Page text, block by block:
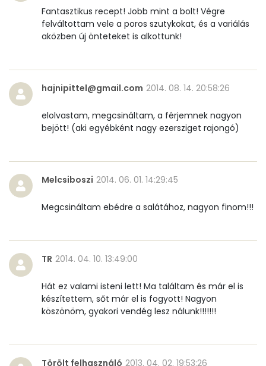
Mangán
0 mg
Összesen
8.6 g
Cukor
7 mg
Víz
Összesen 92 g
Vitaminok
A vitamin (RAE):
45 micro
Fantasztikus recept! Jobb mint a bolt! Végre
felváltottam vele a poros szutykokat, és a variálás
aközben új önteteket is alkottunk!
hajnipittel@gmail.com 2014. 08. 14. 20:58:26
elolvastam, megcsináltam, a férjemnek nagyon
bejött! (aki egyébként nagy ezersziget rajongó)
Melcsiboszi 2014. 06. 01. 14:29:45
Megcsináltam ebédre a salátához, nagyon finom!!!
TR 2014. 04. 10. 13:49:00
Hát ez valami isteni lett! Ma találtam és már el is
készítettem, sőt már el is fogyott! Nagyon
köszönöm, gyakori vendég lesz nálunk!!!!!!!
Törölt felhasználó 2013. 04. 02. 19:53:26